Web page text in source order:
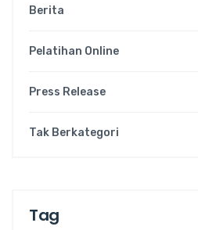
Berita
Pelatihan Online
Press Release
Tak Berkategori
Tag